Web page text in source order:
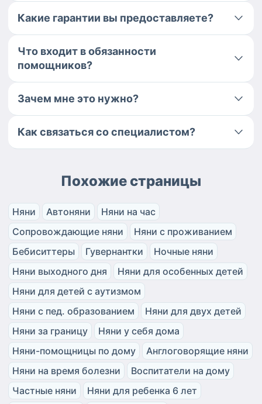
Какие гарантии вы предоставляете?
Что входит в обязанности
помощников?
Зачем мне это нужно?
Как связаться со специалистом?
Похожие страницы
Няни Автоняни
Няни на час
Сопровождающие няни
Няни с проживанием
Бебиситтеры
Гувернантки
Ночные няни
Няни выходного дня
Няни для особенных детей
Няни для детей с аутизмом
Няни с пед. образованием
Няни для двух детей
Няни за границу
Няни у себя дома
Няни-помощницы по дому
Англоговорящие няни
Няни на время болезни
Воспитатели на дому
Частные няни
Няни для ребенка 6 лет